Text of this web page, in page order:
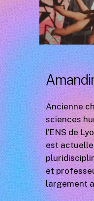
Ancienne
sciences
l’ENS de
est
et
largement